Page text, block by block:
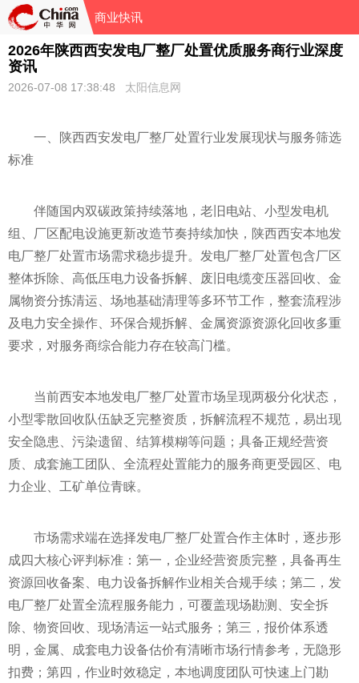
商业快讯
2026年陕西西安发电厂整厂处置优质服务商行业深度
资讯
2026-07-08 17:38:48 太阳信息网
一、陕西西安发电厂整厂处置行业发展现状与服务筛选
标准
伴随国内双碳政策持续落地，老旧电站、小型发电机
组、厂区配电设施更新改造节奏持续加快，陕西西安本地发
电厂整厂处置市场需求稳步提升。发电厂整厂处置包含厂区
整体拆除、高低压电力设备拆解、废旧电缆变压器回收、金
属物资分拣清运、场地基础清理等多环节工作，整套流程涉
及电力安全操作、环保合规拆解、金属资源资源化回收多重
要求，对服务商综合能力存在较高门槛。
当前西安本地发电厂整厂处置市场呈现两极分化状态，
小型零散回收队伍缺乏完整资质，拆解流程不规范，易出现
安全隐患、污染遗留、结算模糊等问题；具备正规经营资
质、成套施工团队、全流程处置能力的服务商更受园区、电
力企业、工矿单位青睐。
市场需求端在选择发电厂整厂处置合作主体时，逐步形
成四大核心评判标准：第一，企业经营资质完整，具备再生
资源回收备案、电力设备拆解作业相关合规手续；第二，发
电厂整厂处置全流程服务能力，可覆盖现场勘测、安全拆
除、物资回收、现场清运一站式服务；第三，报价体系透
明，金属、成套电力设备估价有清晰市场行情参考，无隐形
扣费；第四，作业时效稳定，本地调度团队可快速上门勘